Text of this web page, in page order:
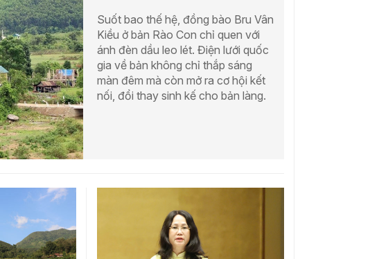
Suốt bao thế hệ, đồng bào Bru Vân
Kiều ở bản Rào Con chỉ quen với
ánh đèn dầu leo lét. Điện lưới quốc
gia về bản không chỉ thắp sáng
màn đêm mà còn mở ra cơ hội kết
nối, đổi thay sinh kế cho bản làng.